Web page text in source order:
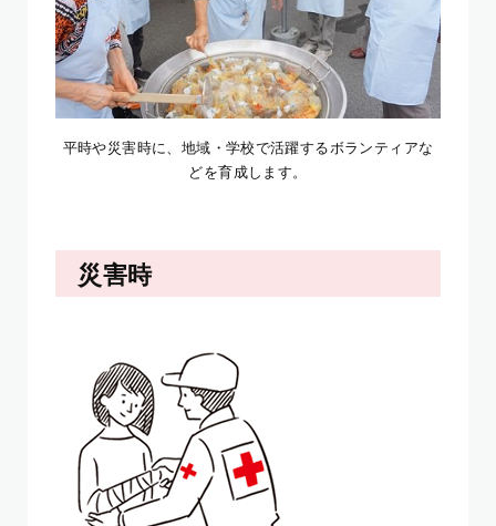
平時や災害時に、地域・学校で活躍するボランティアな
どを育成します。
災害時